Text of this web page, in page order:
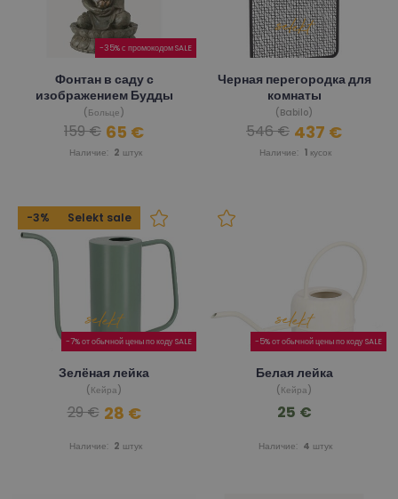
-35% с промокодом SALE
Фонтан в саду с
изображением Будды
(Больце)
Наличие: 2 штук
159 € 65 €
Черная перегородка для
комнаты
(Babilo)
Наличие: 1 кусок
546 € 437 €
-3% Selekt sale
-7% от обычной цены по коду SALE
Зелёная лейка
(Кейра)
Наличие: 2 штук
29 € 28 €
-5% от обычной цены по коду SALE
Белая лейка
(Кейра)
Наличие: 4 штук
25 €